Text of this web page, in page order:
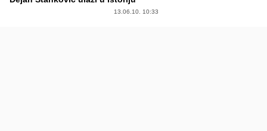
13.06.10. 10:33